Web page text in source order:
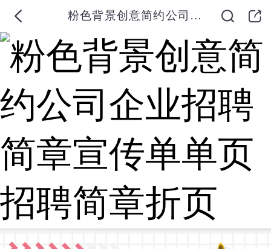
粉色背景创意简约公司企业招聘简章宣传单单页招聘简章折页